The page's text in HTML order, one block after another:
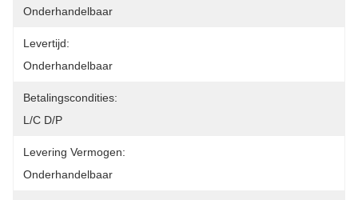
Onderhandelbaar
Levertijd:
Onderhandelbaar
Betalingscondities:
L/C D/P
Levering Vermogen:
Onderhandelbaar